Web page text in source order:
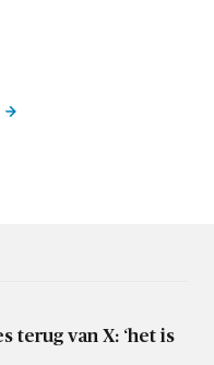
terug van X: ‘het is